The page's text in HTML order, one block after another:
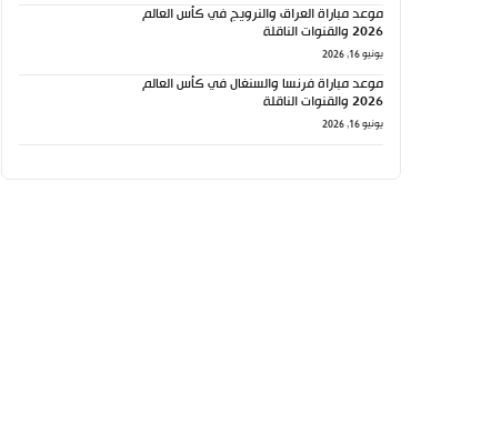
موعد مباراة العراق والنرويج في كأس العالم
2026 والقنوات الناقلة
يونيو 16, 2026
موعد مباراة فرنسا والسنغال في كأس العالم
2026 والقنوات الناقلة
يونيو 16, 2026